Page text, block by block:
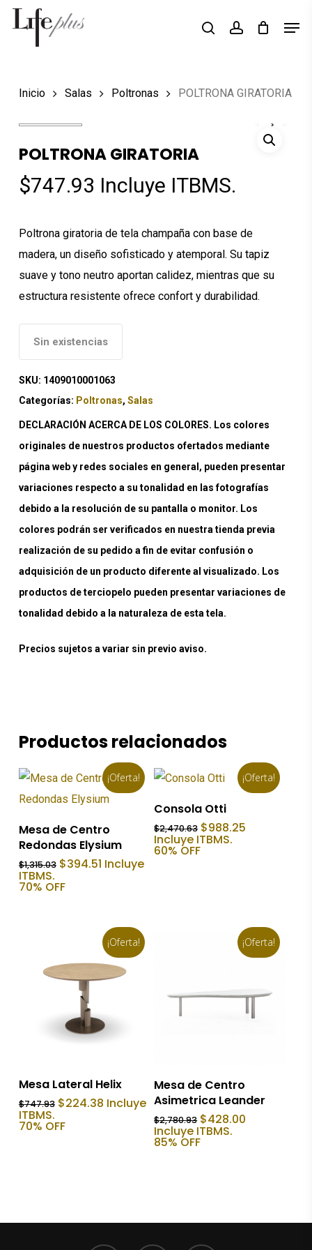
Skip
Búsqueda
productos
searchaccount
Inicio Salas Poltronas POLTRONA GIRATORIA
POLTRONA GIRATORIA
$747.93 Incluye ITBMS.
Poltrona giratoria de tela champaña con base de
madera, un diseño sofisticado y atemporal. Su tapiz
suave y tono neutro aportan calidez, mientras que su
estructura resistente ofrece confort y durabilidad.
Sin existencias
SKU: 1409010001063
Categorías: Poltronas, Salas
DECLARACIÓN ACERCA DE LOS COLORES. Los colores
originales de nuestros productos ofertados mediante
página web y redes sociales en general, pueden presentar
variaciones respecto a su tonalidad en las fotografías
debido a la resolución de su pantalla o monitor. Los
colores podrán ser verificados en nuestra tienda previa
realización de su pedido a fin de evitar confusión o
adquisición de un producto diferente al visualizado. Los
productos de terciopelo pueden presentar variaciones de
tonalidad debido a la naturaleza de esta tela.
Precios sujetos a variar sin previo aviso.
Productos relacionados
¡Oferta!
Añadir Al Carrito
Mesa de Centro
Redondas Elysium
$1,315.03 El
original
$394.51El
precio
Incluye
ITBMS.
70% OFF
¡Oferta!
Añadir Al Carrito
Consola Otti
$2,470.63 El
precio
original
$988.25
Incluye ITBMS.
60% OFF
¡Oferta!
Añadir Al Carrito
Mesa Lateral Helix
$747.93 El
original
$224.38El
precio
Incluye
ITBMS.
70% OFF
¡Oferta!
Añadir Al Carrito
Mesa de Centro
Asimetrica Leander
$2,780.93 El
precio
original
$428.00
Incluye ITBMS.
85% OFF